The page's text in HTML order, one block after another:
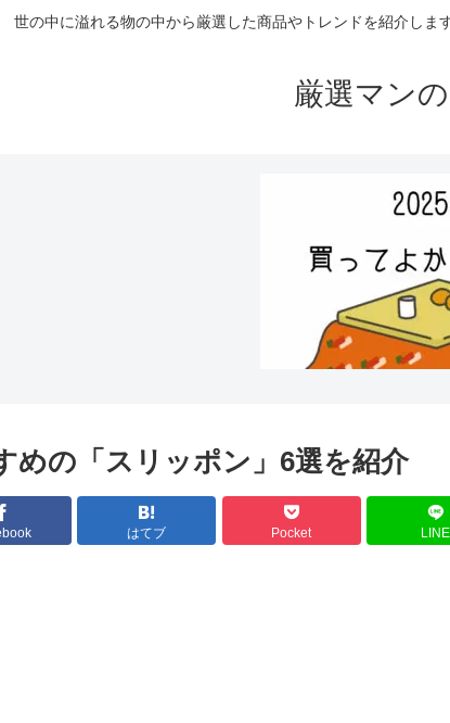
世の中に溢れる物の中から厳選した商品やトレンドを紹介し
厳選マン
めの「スリッポン」6選を紹介
はてブ Pocket LINE